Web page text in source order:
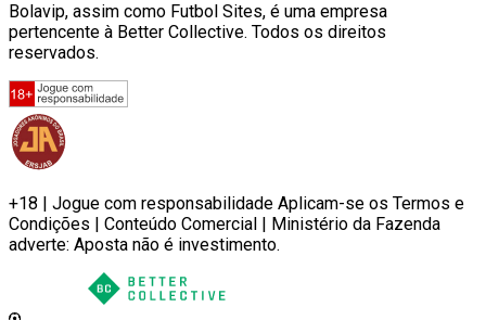
Bolavip, assim como Futbol Sites, é uma empresa
pertencente à Better Collective. Todos os direitos
reservados.
+18 | Jogue com responsabilidade Aplicam-se os Termos e
Condições | Conteúdo Comercial | Ministério da Fazenda
adverte: Aposta não é investimento.